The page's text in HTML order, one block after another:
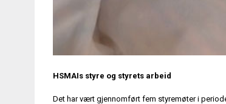
HSMAIs styre og styrets arbeid
Det har vært gjennomført fem styremøter i